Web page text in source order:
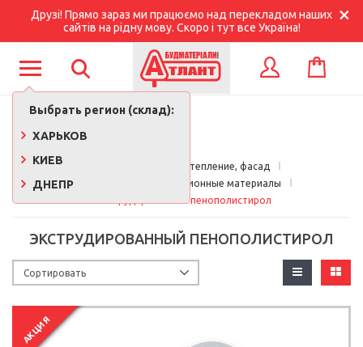
Друзі! Прямо зараз ми працюємо над перекладом наших
сайтів на рідну мову. Скоро і тут все Україна!
Выбрать регион (склад):
ХАРЬКОВ
КИЕВ
ДНЕПР
КОРЗИНА
Кровля, утепление, фасад
Утеплители и изоляционные материалы
Экструдированный пенополистирол
ЭКСТРУДИРОВАННЫЙ ПЕНОПОЛИСТИРОЛ
АКЦИЯ